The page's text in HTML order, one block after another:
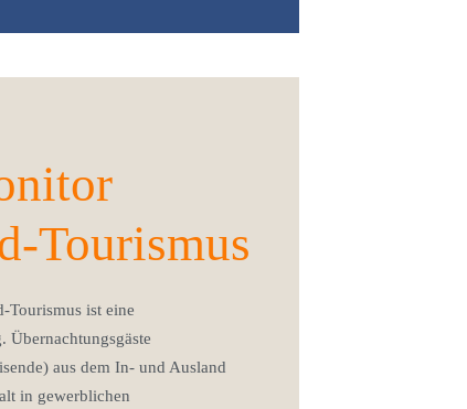
Tourismus
Tourismus ist eine
Übernachtungsgäste
aus dem In- und Ausland
in gewerblichen